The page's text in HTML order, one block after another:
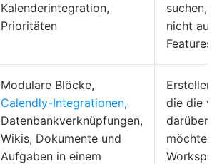
Kalenderintegration,
Prioritäten
suchen,
nicht auf
Features
Modulare Blöcke,
Calendly-Integrationen,
Datenbankverknüpfungen,
Wikis, Dokumente und
Aufgaben in einem
Ersteller
die die
darüber
möchten,